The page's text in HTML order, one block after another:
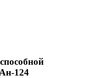
124